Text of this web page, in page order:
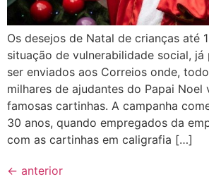
Os desejos de Natal de crianças até
situação de vulnerabilidade social, já
ser enviados aos Correios onde,
milhares de ajudantes do Papai Noel
famosas cartinhas. A campanha
30 anos, quando empregados da
com as cartinhas em caligrafia […]
← anterior